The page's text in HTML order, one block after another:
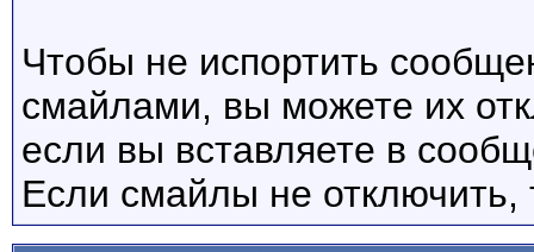
Чтобы не испортить
смайлами, вы можете их
если вы вставляете в
Если смайлы не отключить,